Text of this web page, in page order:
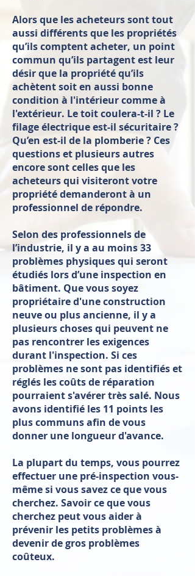
Alors que les acheteurs sont tout
aussi différents que les propriétés
qu’ils comptent acheter, un point
commun qu’ils partagent est leur
désir que la propriété qu’ils
achètent soit en aussi bonne
condition à l'intérieur comme à
l'extérieur. Le toit coulera-t-il ? Le
filage électrique est-il sécuritaire ?
Qu’en est-il de la plomberie ? Ces
questions et plusieurs autres
encore sont celles que les
acheteurs qui visiteront votre
propriété demanderont à un
professionnel de répondre.
Selon des professionnels de
l’industrie, il y a au moins 33
problèmes physiques qui seront
étudiés lors d’une inspection en
bâtiment. Que vous soyez
propriétaire d'une construction
neuve ou plus ancienne, il y a
plusieurs choses qui peuvent ne
pas rencontrer les exigences
durant l'inspection. Si ces
problèmes ne sont pas identifiés et
réglés les coûts de réparation
pourraient s'avérer très salé. Nous
avons identifié les 11 points les
plus communs afin de vous
donner une longueur d'avance.
La plupart du temps, vous pourrez
effectuer une pré-inspection vous-
même si vous savez ce que vous
cherchez. Savoir ce que vous
cherchez peut vous aider à
prévenir les petits problèmes à
devenir de gros problèmes
coûteux.